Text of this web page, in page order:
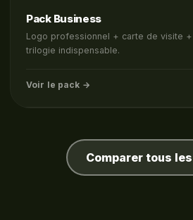
Pack Business
Logo professionnel + carte de visite +
trilogie indispensable.
Voir le pack →
Comparer tous